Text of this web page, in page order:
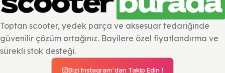
Toptan scooter, yedek parça ve aksesuar tedariğinde
güvenilir çözüm ortağınız. Bayilere özel fiyatlandırma ve
sürekli stok desteği.
Bizi Instagram'dan Takip Edin !